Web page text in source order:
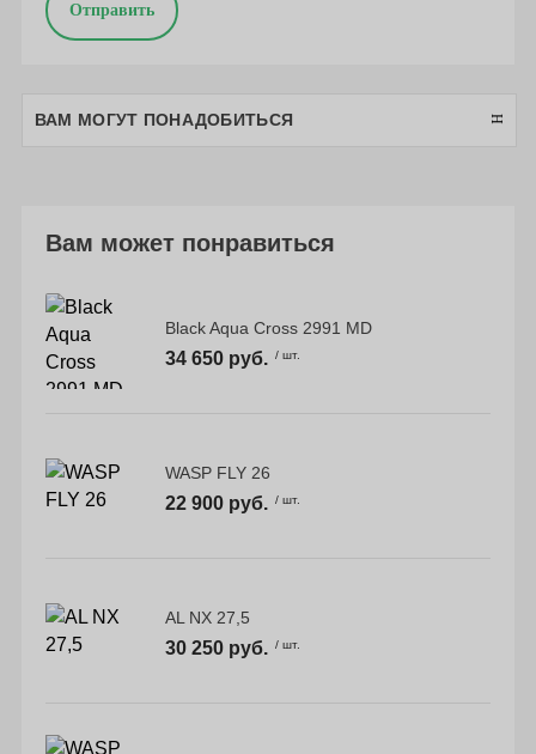
Отправить
ВАМ МОГУТ ПОНАДОБИТЬСЯ
Вам может понравиться
Black Aqua Cross 2991 MD
34 650 руб. / шт.
WASP FLY 26
22 900 руб. / шт.
AL NX 27,5
30 250 руб. / шт.